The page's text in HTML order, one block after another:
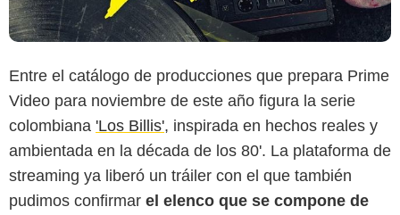
Entre el catálogo de producciones que prepara Prime
Video para noviembre de este año figura la serie
colombiana 'Los Billis', inspirada en hechos reales y
ambientada en la década de los 80'. La plataforma de
streaming ya liberó un tráiler con el que también
pudimos confirmar el elenco que se compone de